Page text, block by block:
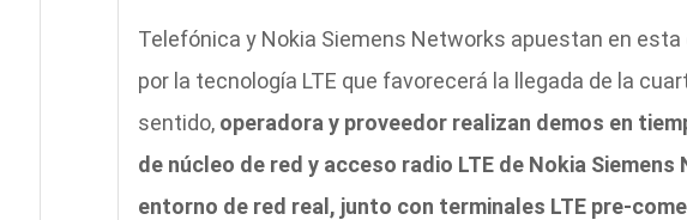
Telefónica y Nokia Siemens Networks apuestan en esta
por la tecnología LTE que favorecerá la llegada de la
sentido, operadora y proveedor realizan demos en
de núcleo de red y acceso radio LTE de Nokia
entorno de red real, junto con terminales LTE pre-